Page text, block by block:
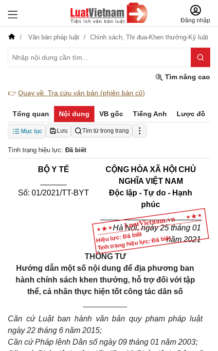
Đăng nhập
Văn bản pháp luật Chính sách, Thi đua-Khen thưởng-Kỷ luật
Tìm nâng cao
👉 Quay về: Tra cứu văn bản (phiên bản cũ)
Tổng quan Nội dung VB gốc Tiếng Anh Lược đồ
Mục lục Lưu Tìm từ trong trang
Tình trạng hiệu lực: Đã biết
Hiệu lực: Đã biết
Tình trạng hiệu lực: Đã biết
BỘ Y TẾ
Số: 01/2021/TT-BYT
CỘNG HÒA XÃ HỘI CHỦ
NGHĨA VIỆT NAM
Độc lập - Tự do - Hạnh
phúc
_______________________
Hà Nội, ngày 25 tháng 01
năm 2021
THÔNG TƯ
Hướng dẫn một số nội dung để địa phương ban
hành chính sách khen thưởng, hỗ trợ đối với tập
thể, cá nhân thực hiện tốt công tác dân số
Căn cứ Luật ban hành văn bản quy phạm pháp luật
ngày 22 tháng 6 năm 2015;
Căn cứ Pháp lệnh Dân số ngày 09 tháng 01 năm 2003;